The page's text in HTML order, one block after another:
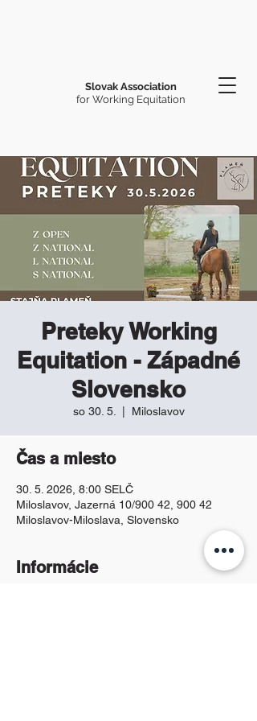
Slovak Association
for Working Equitation
Preteky Working
Equitation - Západné
Slovensko
so 30. 5. Miloslavov
Čas a miesto
30. 5. 2026, 8:00 SELČ
Miloslavov, Jazerná 10/900 42, 900 42
Miloslavov-Miloslava, Slovensko
Informácie